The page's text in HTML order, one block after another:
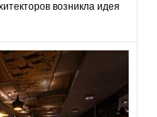
возникла идея